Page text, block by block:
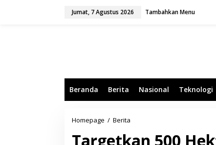
Jumat, 7 Agustus 2026 Tambahkan Menu
Beranda Berita Nasional Teknologi
Homepage / Berita
r
Targetkan 500